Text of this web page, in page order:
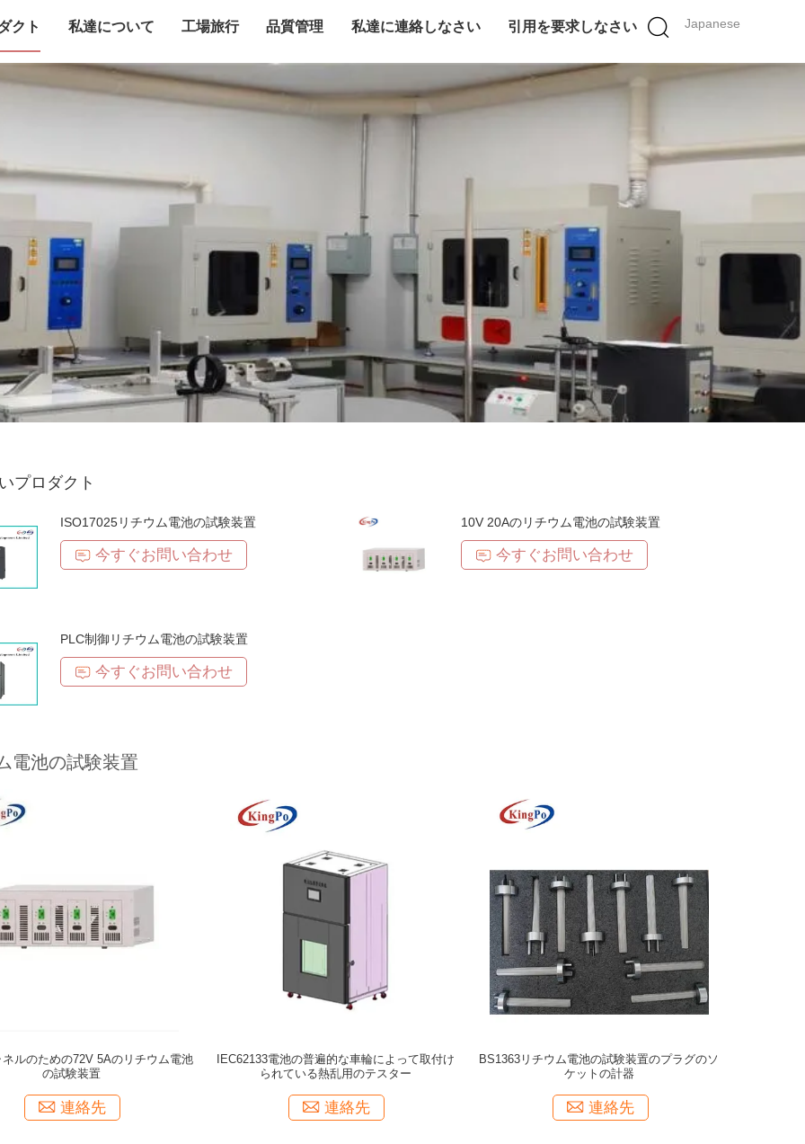
Japanese
クト 私達について 工場旅行 品質管理 私達に連絡しなさい 引用を要求しなさい
プロダクト
ISO17025リチウム電池の試験装置
今すぐお問い合わせ
10V 20Aのリチウム電池の試験装置
今すぐお問い合わせ
PLC制御リチウム電池の試験装置
今すぐお問い合わせ
電池の試験装置
ルのための72V 5Aのリチウム電池
の試験装置
連絡先
IEC62133電池の普遍的な車輪によって取付け
られている熱乱用のテスター
連絡先
BS1363リチウム電池の試験装置のプラグのソ
ケットの計器
連絡先